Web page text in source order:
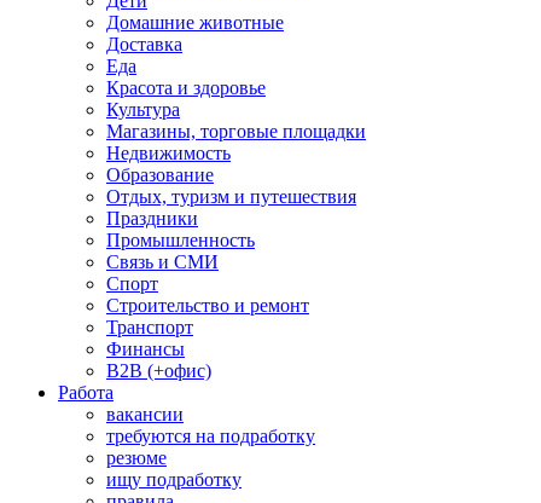
Домашние животные
Доставка
Еда
Красота и здоровье
Культура
Магазины, торговые площадки
Недвижимость
Образование
Отдых, туризм и путешествия
Праздники
Промышленность
Связь и СМИ
Спорт
Строительство и ремонт
Транспорт
Финансы
B2B (+офис)
Работа
вакансии
требуются на подработку
резюме
ищу подработку